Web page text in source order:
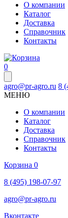
О компании
Каталог
Доставка
Справочник
Контакты
0
agro@pr-agro.ru 8
МЕНЮ
О компании
Каталог
Доставка
Справочник
Контакты
Корзина 0
8 (495) 198-07-97
agro@pr-agro.ru
Вконтакте